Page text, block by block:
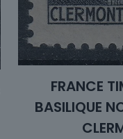
FRANCE
BASILIQUE